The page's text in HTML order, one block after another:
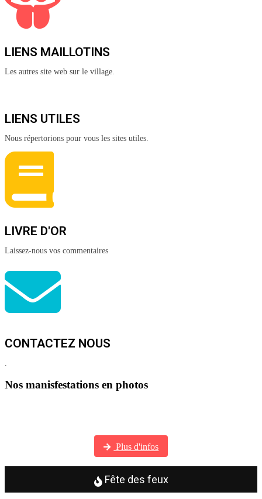
LIENS MAILLOTINS
Les autres site web sur le village.
LIENS UTILES
Nous répertorions pour vous les sites utiles.
LIVRE D'OR
Laissez-nous vos commentaires
CONTACTEZ NOUS
Nos manisfestations en photos
Plus d'infos
Fête des feux